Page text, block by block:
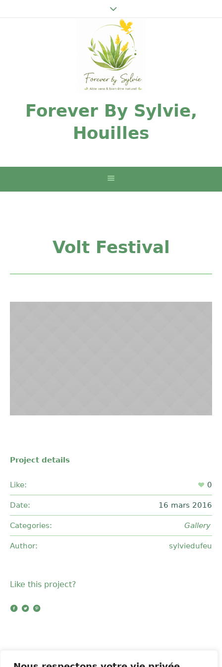
Forever By Sylvie,
Houilles
Volt Festival
Project details
Like: 0
Date: 16 mars 2016
Categories: Gallery
Author: sylviedufeu
Like this project?